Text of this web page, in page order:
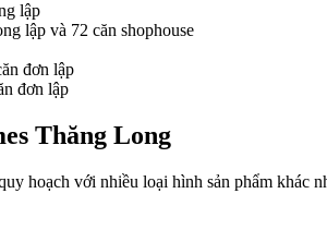
lập
lập và 72 căn shophouse
đơn lập
đơn lập
Thăng Long
hoạch với nhiều loại hình sản phẩm khác